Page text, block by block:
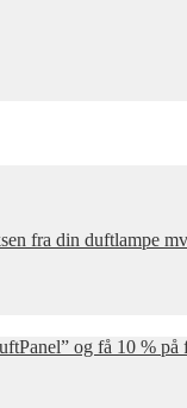
fra din duftlampe
og få 10 % på